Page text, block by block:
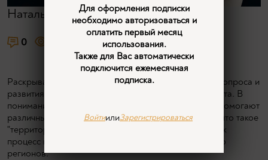
Наталья Ерёмина
0
Раскрывается проблема связности национального вопроса и
развития государственности, в том числе суверенитета. В
понимании процессов развития государственности помогают
различные концепции и теории, посвященные тому, что такое
"территория" и "регионализация", раскрывающие как
процесс постоянной трансформации, так и иерархию
регионов.
Для оформления подписки
необходимо авторизоваться и
оплатить первый месяц
использования.
Также для Вас автоматически
подключится ежемесячная
подписка.
ВойтиилиЗарегистрироваться